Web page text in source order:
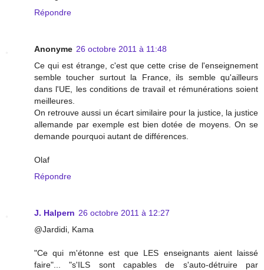
Répondre
Anonyme 26 octobre 2011 à 11:48
Ce qui est étrange, c'est que cette crise de l'enseignement
semble toucher surtout la France, ils semble qu'ailleurs
dans l'UE, les conditions de travail et rémunérations soient
meilleures.
On retrouve aussi un écart similaire pour la justice, la justice
allemande par exemple est bien dotée de moyens. On se
demande pourquoi autant de différences.
Olaf
Répondre
J. Halpern 26 octobre 2011 à 12:27
@Jardidi, Kama
"Ce qui m'étonne est que LES enseignants aient laissé
faire"... "s'ILS sont capables de s'auto-détruire par